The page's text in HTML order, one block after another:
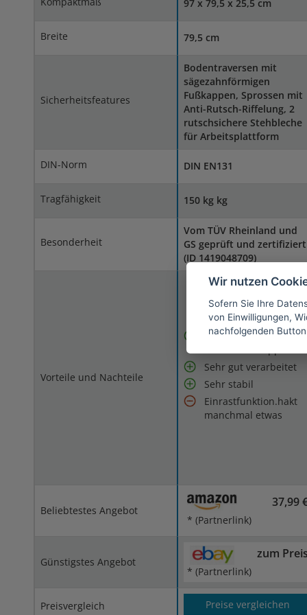
97 x 79,5 x 25,5 cm
Breite 79,5 cm
Sicherheitsfeatures
Bodentraversen mit
sägezahnförmigen
Fußkappen, Sprossen mit
Anti-Rutsch-Riffelung, 2
rutschsichere Stehbleche
für Arbeitsplattform
DIN-Norm DIN EN131
Tragfähigkeit 150 kg kg
Besonderheit
Vom TÜV Rheinland und
GS geprüft und zertifiziert
(ID 1419048709)
Vorteile und Nachteile
Leicht aus- und
Sehr gut verarbeitet
Sehr stabil
Einrastfunktion.hakt
manchmal etwas
Beliebtestes Angebot
37,99
* (Partnerlink)
Günstigstes Angebot
zum Preis
* (Partnerlink)
Preisvergleich Preise vergleichen
Wir nutzen
Sofern Sie Ihre
von Einwilligungen,
nachfolgenden